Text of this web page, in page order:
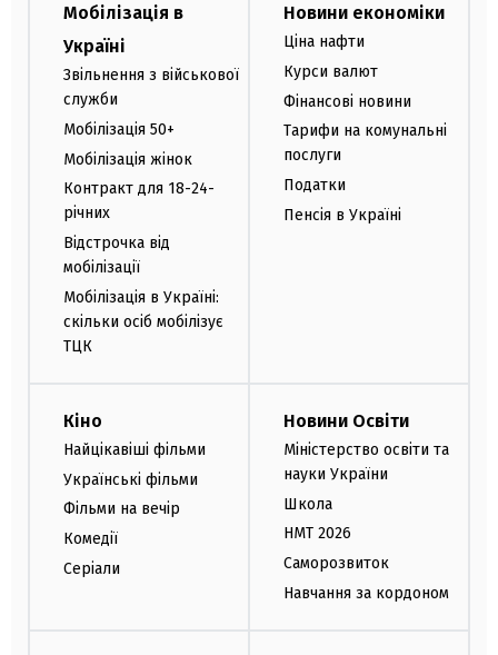
Мобілізація в
Україні
Звільнення з військової
служби
Мобілізація 50+
Мобілізація жінок
Контракт для 18-24-
річних
Відстрочка від
мобілізації
Мобілізація в Україні:
скільки осіб мобілізує
ТЦК
Новини економіки
Ціна нафти
Курси валют
Фінансові новини
Тарифи на комунальні
послуги
Податки
Пенсія в Україні
Кіно
Найцікавіші фільми
Українські фільми
Фільми на вечір
Комедії
Серіали
Новини Освіти
Міністерство освіти та
науки України
Школа
НМТ 2026
Саморозвиток
Навчання за кордоном